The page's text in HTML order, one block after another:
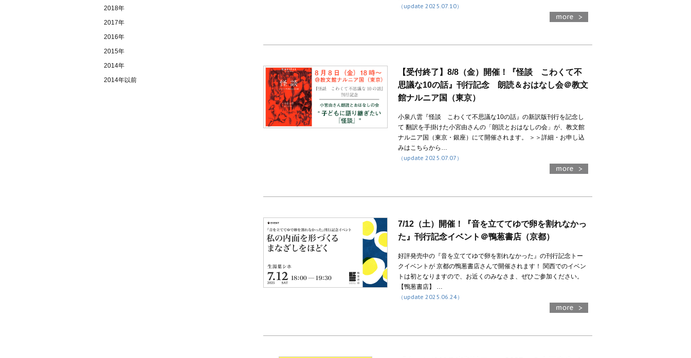
2018年
2017年
2016年
2015年
2014年
2014年以前
（update 2025.07.10）
【受付終了】8/8（金）開催！『怪談 こわくて不
思議な10の話』刊行記念 朗読＆おはなし会＠教文
館ナルニア国（東京）
小泉八雲『怪談 こわくて不思議な10の話』の新訳版刊行を記念し
て 翻訳を手掛けた小宮由さんの「朗読とおはなしの会」が、教文館
ナルニア国（東京・銀座）にて開催されます。 ＞＞詳細・お申し込
みはこちらから…
（update 2025.07.07）
7/12（土）開催！『音を立ててゆで卵を割れなかっ
た』刊行記念イベント＠鴨葱書店（京都）
好評発売中の『音を立ててゆで卵を割れなかった』の刊行記念トー
クイベントが 京都の鴨葱書店さんで開催されます！ 関西でのイベン
トは初となりますので、お近くのみなさま、ぜひご参加ください。
【鴨葱書店】 …
（update 2025.06.24）